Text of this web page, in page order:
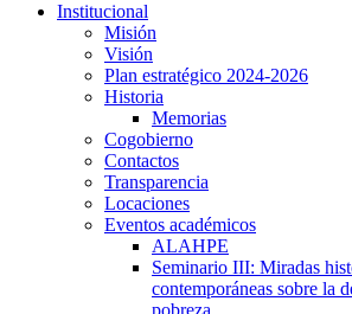
Institucional
Misión
Visión
Plan estratégico 2024-2026
Historia
Memorias
Cogobierno
Contactos
Transparencia
Locaciones
Eventos académicos
ALAHPE
Seminario III: Miradas
contemporáneas sobre la